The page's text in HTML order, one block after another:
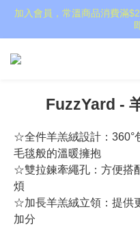
加入會員，常溫商品消費滿
FuzzYard -
☆全件羊羔絨設計：360°
毛毯般的溫暖擁抱
☆雙拉鍊牽繩孔：方便搭
煩
☆加長羊羔絨立領：提供
加分